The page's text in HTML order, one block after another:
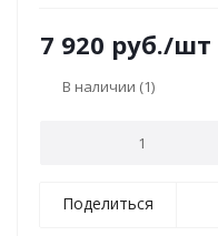
7 920 руб./шт
В наличии (1)
Поделиться